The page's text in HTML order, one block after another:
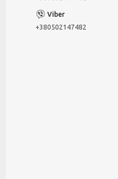
+380502147482